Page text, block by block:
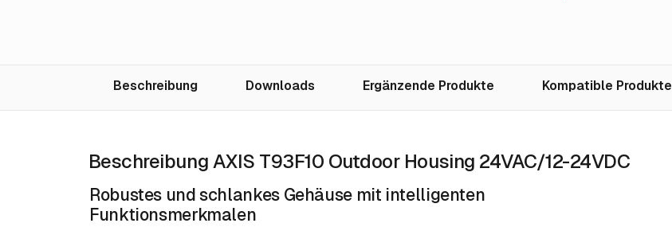
Beschreibung Downloads Ergänzende Produkte Kompatible Produkte
Beschreibung AXIS T93F10 Outdoor Housing 24VAC/12-24VDC
Robustes und schlankes Gehäuse mit intelligenten
Funktionsmerkmalen